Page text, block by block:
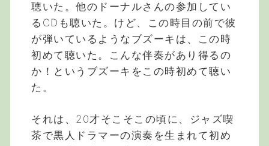
聴いた。他のドーナルさんの参加してい
るCDも聴いた。けど、この時目の前で彼
が弾いているようなブズーキは、この時
初めて聴いた。こんな伴奏があり得るの
か！というブズーキをこの時初めて聴い
た。
それは、20才そこそこの頃に、ジャズ喫
茶で黒人ドラマーの演奏を生まれて初め